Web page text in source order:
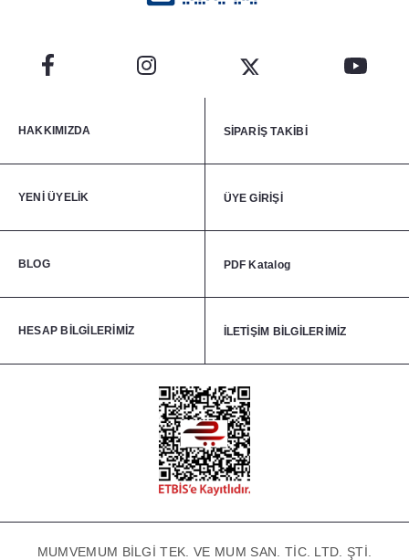
HAKKIMIZDA SİPARİŞ TAKİBİ
YENİ ÜYELİK ÜYE GİRİŞİ
BLOG PDF Katalog
HESAP BİLGİLERİMİZ İLETİŞİM BİLGİLERİMİZ
MUMVEMUM BİLGİ TEK. VE MUM SAN. TİC. LTD. ŞTİ.